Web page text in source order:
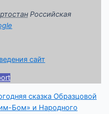
Российская
сайт
сказка Образцовой
Бом» и Народного